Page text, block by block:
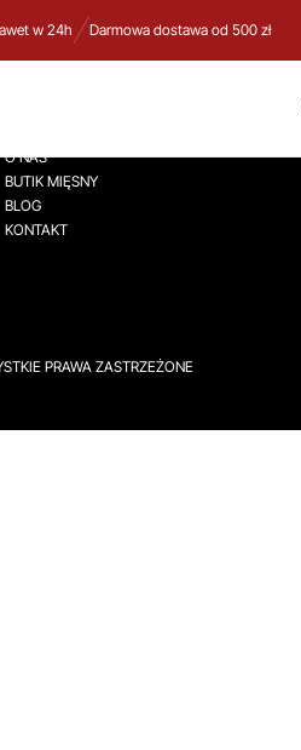
w 24h Darmowa dostawa od 500 zł
O NAS
BUTIK MIĘSNY
BLOG
KONTAKT
PRAWA ZASTRZEŻONE